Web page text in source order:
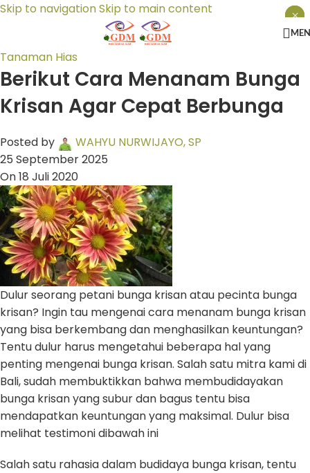
Skip to navigationSkip to main content
Tanaman Hias
Berikut Cara Menanam Bunga
Krisan Agar Cepat Berbunga
Posted by
WAHYU NURWIJAYO, SP
25 September 2025
On 18 Juli 2020
Dulur seorang petani bunga krisan atau pecinta bunga
krisan? Ingin tau mengenai cara menanam bunga krisan
yang bisa berkembang dan menghasilkan keuntungan?
Tentu dulur harus mengetahui beberapa hal yang
penting mengenai bunga krisan. Salah satu mitra kami di
Bali, sudah membuktikkan bahwa membudidayakan
bunga krisan yang subur dan bagus tentu bisa
mendapatkan keuntungan yang maksimal. Dulur bisa
melihat testimoni dibawah ini
Salah satu rahasia dalam budidaya bunga krisan, tentu
×
×
×